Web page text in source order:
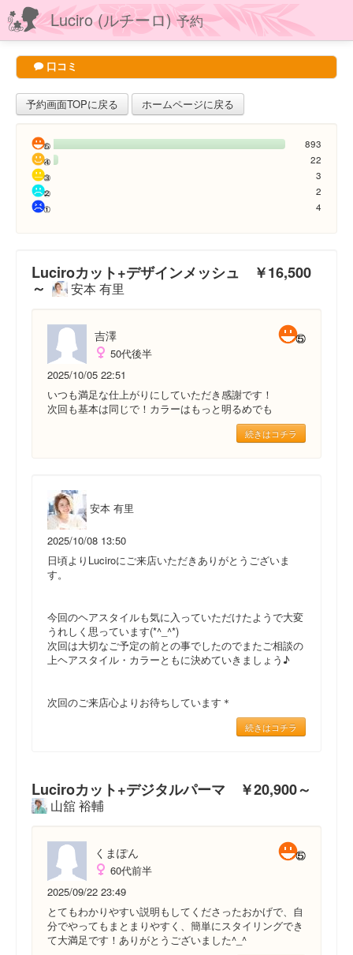
Luciro (ルチーロ)予約
口コミ
予約画面TOPに戻る ホームページに戻る
893
22
3
2
4
Luciroカット+デザインメッシュ ￥16,500
～ 安本 有里
吉澤
50代後半
2025/10/05 22:51
いつも満足な仕上がりにしていただき感謝です！
次回も基本は同じで！カラーはもっと明るめでも
続きはコチラ
安本 有里
2025/10/08 13:50
日頃よりLuciroにご来店いただきありがとうございま
す。
今回のヘアスタイルも気に入っていただけたようで大変
うれしく思っています(*^_^*)
次回は大切なご予定の前との事でしたのでまたご相談の
上ヘアスタイル・カラーともに決めていきましょう♪
次回のご来店心よりお待ちしています＊
続きはコチラ
Luciroカット+デジタルパーマ ￥20,900～
山舘 裕輔
くまぽん
60代前半
2025/09/22 23:49
とてもわかりやすい説明もしてくださったおかげで、自
分でやってもまとまりやすく、簡単にスタイリングでき
て大満足です！ありがとうございました^_^